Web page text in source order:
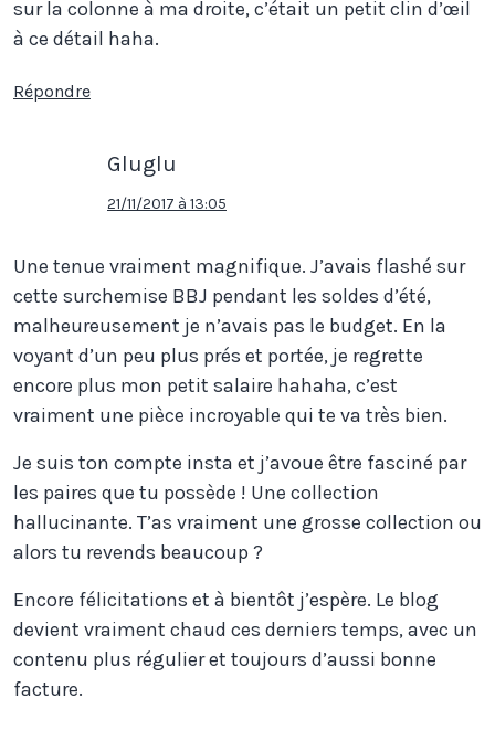
sur la colonne à ma droite, c’était un petit clin d’œil
à ce détail haha.
Répondre
Gluglu
21/11/2017 à 13:05
Une tenue vraiment magnifique. J’avais flashé sur
cette surchemise BBJ pendant les soldes d’été,
malheureusement je n’avais pas le budget. En la
voyant d’un peu plus prés et portée, je regrette
encore plus mon petit salaire hahaha, c’est
vraiment une pièce incroyable qui te va très bien.
Je suis ton compte insta et j’avoue être fasciné par
les paires que tu possède ! Une collection
hallucinante. T’as vraiment une grosse collection ou
alors tu revends beaucoup ?
Encore félicitations et à bientôt j’espère. Le blog
devient vraiment chaud ces derniers temps, avec un
contenu plus régulier et toujours d’aussi bonne
facture.